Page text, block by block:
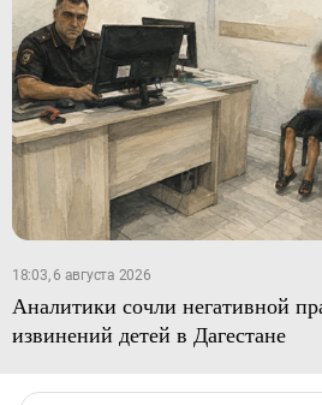
18:03, 6 августа 2026
Аналитики сочли негативной
извинений детей в Дагестане